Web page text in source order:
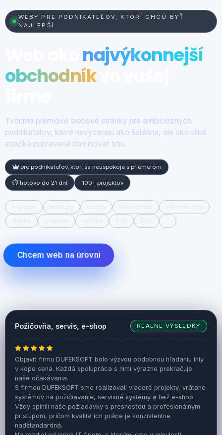
WEBY PRE PODNIKATEĽOV, KTORÍ CHCÚ BYŤ
NAJLEPŠÍ
najvýkonnejší
obchodníkvo vašej
Tvoríme prémiové webové stránky pre ambicióznych
podnikateľov, ktoré nevyzerajú ako šablóna, ale ako silná
značka pripravená dominovať trhu.
pre podnikateľov, ktorí sa neuspokoja s priemerom
⏱️ hotovo do 21 dní 100+ projektov
Chcem web na úrovni
Požičovňa, servis, e-shop REÁLNE VÝSLEDKY
Objaviť firmu DUFEKSOFT bolo výzvou podobnou hľadaniu ihly
v kope sena. Každá spolupráca s nimi výrazne prekračuje
naše očakávania.
S firmou DUFEKSOFT sme realizovali viaceré projekty, vrátane
systémov na požičiavanie, servisné systémy a tiež e-shop.
Vždy splnili naše požiadavky s presnosťou a profesionálnym
prístupom, pričom kvalita ich práce je konzistentne
nadštandardná.